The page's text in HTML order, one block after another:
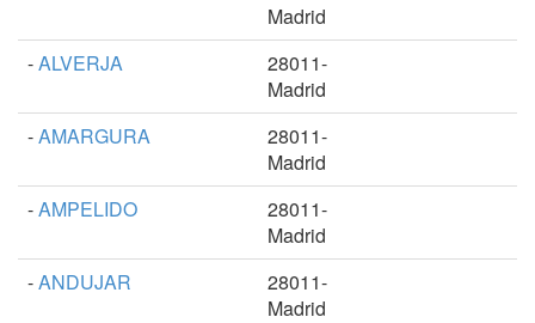
Madrid
-ALVERJA
28011-
Madrid
-AMARGURA
28011-
Madrid
-AMPELIDO
28011-
Madrid
-ANDUJAR
28011-
Madrid